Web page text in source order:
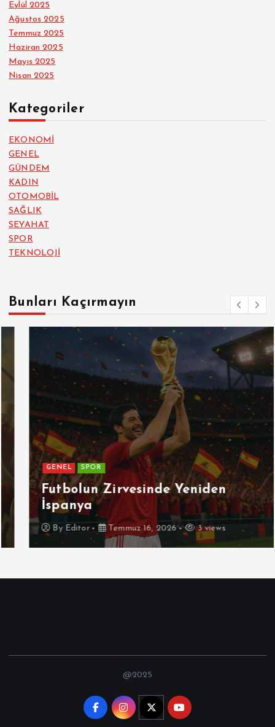
Eylül 2025
Ağustos 2025
Temmuz 2025
Haziran 2025
Mayıs 2025
Nisan 2025
Kategoriler
EKONOMİ
GENEL
GÜNDEM
KADIN
OTOMOBİL
SAĞLIK
SEYAHAT
SPOR
TEKNOLOJİ
Bunları Kaçırmayın
GENEL SPOR
Futbolun Zirvesinde Yeniden
İspanya
ByEditor Temmuz 16, 2026 3 views
@2025